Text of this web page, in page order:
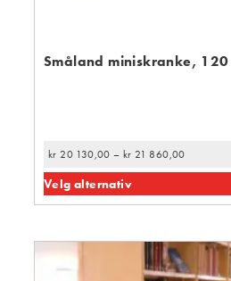
Småland miniskranke, 120
kr 20 130,00 – kr 21 860,00
Velg alternativ